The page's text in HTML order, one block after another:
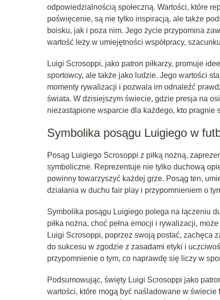
odpowiedzialnością społeczną. Wartości, które
poświęcenie, są nie tylko inspiracją, ale także
boisku, jak i poza nim. Jego życie przypomina
wartość leży w umiejętności współpracy,
Luigi Scrosoppi, jako patron piłkarzy, promuje
sportowcy, ale także jako ludzie. Jego wartości
momenty rywalizacji i pozwala im odnaleźć
świata. W dzisiejszym świecie, gdzie presja na
niezastąpione wsparcie dla każdego, kto pragnie
Symbolika posągu Luigiego w
Posąg Luigiego Scrosoppi z piłką nożną,
symboliczne. Reprezentuje nie tylko duchową
powinny towarzyszyć każdej grze. Posąg ten,
działania w duchu fair play i przypomnieniem o
Symbolika posągu Luigiego polega na łączeniu
piłka nożna, choć pełna emocji i rywalizacji,
Luigi Scrosoppi, poprzez swoją postać, zachęca
do sukcesu w zgodzie z zasadami etyki i
przypomnienie o tym, co naprawdę się liczy w
Podsumowując, święty Luigi Scrosoppi jako
wartości, które mogą być naśladowane w